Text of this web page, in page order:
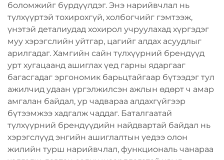
боломжийг бүрдүүлдэг. Энэ нарийвчлал нь
түлхүүртэй тохирохгүй, холбогчийг гэмтээж,
үнэтэй деталиудад хохирол учруулахад хүргэдэг
муу хэрэгслийн уйтгар, цагийг алдах асуудлыг
арилгадаг. Хамгийн сайн түлхүүрний брендүүд
урт хугацаанд ашиглах үед гарны ядаргааг
багасгадаг эргономик барьцтайгаар бүтээдэг тул
ажилчид удаан үргэлжилсэн ажлын өдөрт ч амар
амгалан байдал, ур чадвараа алдахгүйгээр
бүтээмжээ хадгалж чаддаг. Баталгаатай
түлхүүрний брендүүдийн найдвартай байдал нь
хэрэгслүүд энгийн ашиглалтын үедээ олон
жилийн турш нарийвчлал, функциональ чанараа